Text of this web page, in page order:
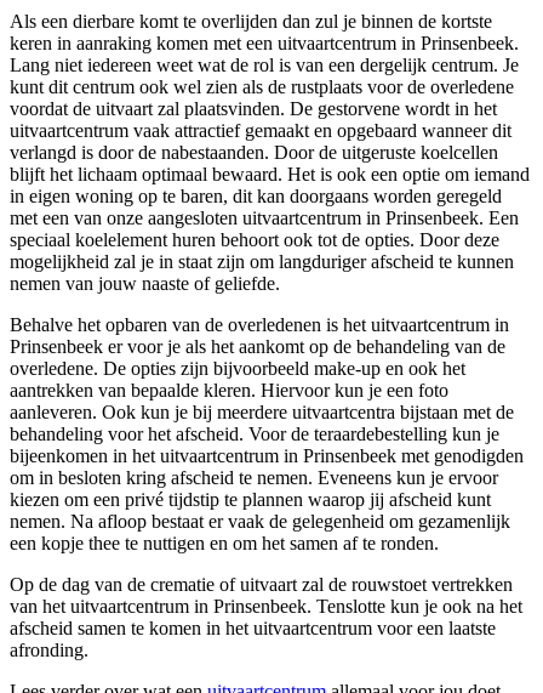
Als een dierbare komt te overlijden dan zul je binnen de kortste
keren in aanraking komen met een uitvaartcentrum in Prinsenbeek.
Lang niet iedereen weet wat de rol is van een dergelijk centrum. Je
kunt dit centrum ook wel zien als de rustplaats voor de overledene
voordat de uitvaart zal plaatsvinden. De gestorvene wordt in het
uitvaartcentrum vaak attractief gemaakt en opgebaard wanneer dit
verlangd is door de nabestaanden. Door de uitgeruste koelcellen
blijft het lichaam optimaal bewaard. Het is ook een optie om iemand
in eigen woning op te baren, dit kan doorgaans worden geregeld
met een van onze aangesloten uitvaartcentrum in Prinsenbeek. Een
speciaal koelelement huren behoort ook tot de opties. Door deze
mogelijkheid zal je in staat zijn om langduriger afscheid te kunnen
nemen van jouw naaste of geliefde.
Behalve het opbaren van de overledenen is het uitvaartcentrum in
Prinsenbeek er voor je als het aankomt op de behandeling van de
overledene. De opties zijn bijvoorbeeld make-up en ook het
aantrekken van bepaalde kleren. Hiervoor kun je een foto
aanleveren. Ook kun je bij meerdere uitvaartcentra bijstaan met de
behandeling voor het afscheid. Voor de teraardebestelling kun je
bijeenkomen in het uitvaartcentrum in Prinsenbeek met genodigden
om in besloten kring afscheid te nemen. Eveneens kun je ervoor
kiezen om een privé tijdstip te plannen waarop jij afscheid kunt
nemen. Na afloop bestaat er vaak de gelegenheid om gezamenlijk
een kopje thee te nuttigen en om het samen af te ronden.
Op de dag van de crematie of uitvaart zal de rouwstoet vertrekken
van het uitvaartcentrum in Prinsenbeek. Tenslotte kun je ook na het
afscheid samen te komen in het uitvaartcentrum voor een laatste
afronding.